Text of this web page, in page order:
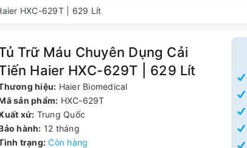
HXC-629T | 629 Lít
Trữ Máu Chuyên Dụng Cải
Haier HXC-629T | 629 Lít
hiệu: Haier Biomedical
sản phẩm: HXC-629T
xứ: Trung Quốc
hành: 12 tháng
trạng: Còn hàng